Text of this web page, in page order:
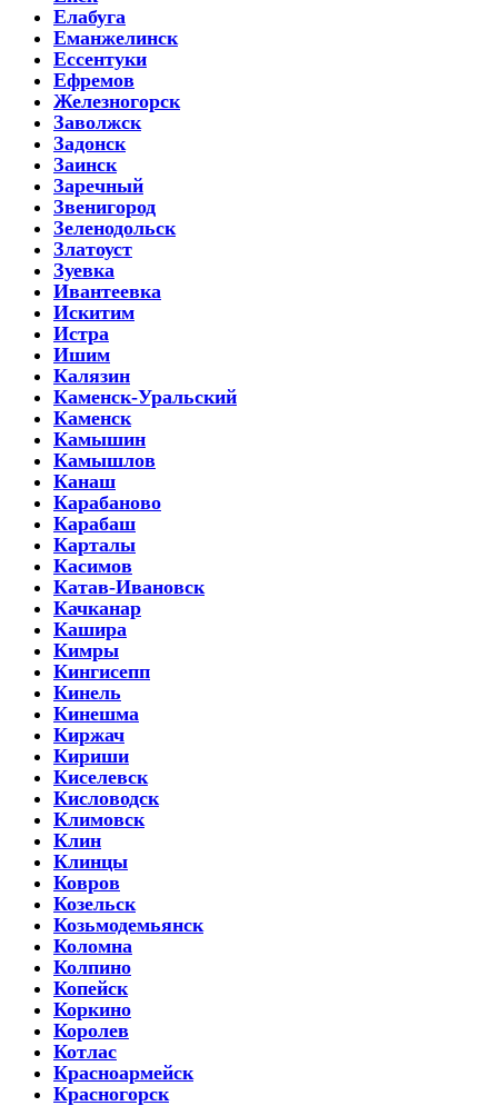
Елабуга
Еманжелинск
Ессентуки
Ефремов
Железногорск
Заволжск
Задонск
Заинск
Заречный
Звенигород
Зеленодольск
Златоуст
Зуевка
Ивантеевка
Искитим
Истра
Ишим
Калязин
Каменск-Уральский
Каменск
Камышин
Камышлов
Канаш
Карабаново
Карабаш
Карталы
Касимов
Катав-Ивановск
Качканар
Кашира
Кимры
Кингисепп
Кинель
Кинешма
Киржач
Кириши
Киселевск
Кисловодск
Климовск
Клин
Клинцы
Ковров
Козельск
Козьмодемьянск
Коломна
Колпино
Копейск
Коркино
Королев
Котлас
Красноармейск
Красногорск